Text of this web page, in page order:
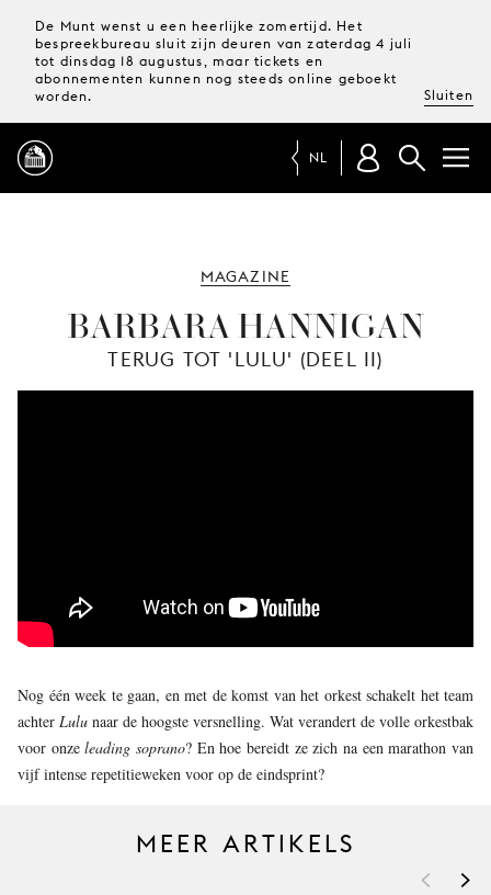
De Munt wenst u een heerlijke zomertijd. Het
bespreekbureau sluit zijn deuren van zaterdag 4 juli
tot dinsdag 18 augustus, maar tickets en
abonnementen kunnen nog steeds online geboekt
worden.
Sluiten
TICKETS &
MUNT
STEUN
NL
MAGAZINE
BARBARA HANNIGAN
TERUG TOT 'LULU' (DEEL II)
Nog één week te gaan, en met de komst van het orkest schakelt het team
achter Lulu naar de hoogste versnelling. Wat verandert de volle orkestbak
voor onzeleading soprano? En hoe bereidt ze zich na een marathon van
vijf intense repetitieweken voor op de eindsprint?
MEER ARTIKELS
< >